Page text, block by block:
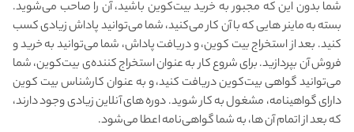
شما بدون این که مجبور به خرید بیت‌کوین باشید، آن را صاحب می‌شوید.
بسته به ماینر هایی که با آن کار می‌کنید، شما می‌توانید پاداش زیادی کسب
کنید. بعد از استخراج بیت کوین، و دریافت پاداش، شما می‌توانید به خرید و
فروش آن بپردازید. برای شروع کار به عنوان استخراج کننده‌ی بیت‌کوین، شما
می‌توانید گواهی بیت‌کوین دریافت کنید، و به عنوان کارشناس بیت کوین
دارای گواهینامه، مشغول به کار شوید. دوره های آنلاین زیادی وجود دارند،
که بعد از اتمام آن ها، به شما گواهی‌نامه اعطا می‌شود.